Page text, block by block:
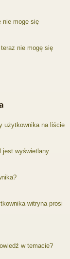
nie mogę się
nie mogę się
użytkownika na liście
jest wyświetlany
witryna prosi
w temacie?